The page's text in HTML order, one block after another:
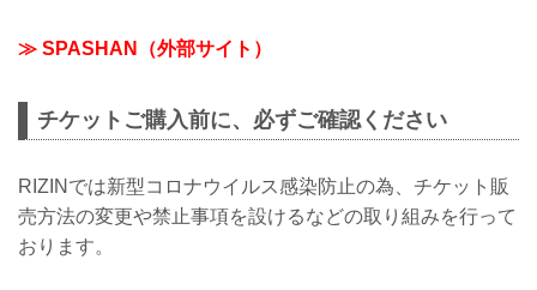
≫ SPASHAN（外部サイト）
チケットご購入前に、必ずご確認ください
RIZINでは新型コロナウイルス感染防止の為、チケット販
売方法の変更や禁止事項を設けるなどの取り組みを行って
おります。